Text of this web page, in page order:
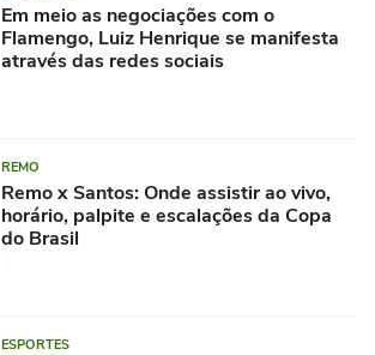
Em meio as negociações com o
Flamengo, Luiz Henrique se manifesta
através das redes sociais
REMO
Remo x Santos: Onde assistir ao vivo,
horário, palpite e escalações da Copa
do Brasil
ESPORTES